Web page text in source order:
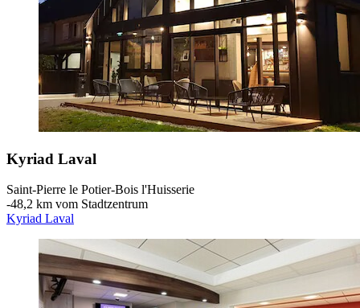
Kyriad Laval
Saint-Pierre le Potier-Bois l'Huisserie
‐48,2 km vom Stadtzentrum
Kyriad Laval